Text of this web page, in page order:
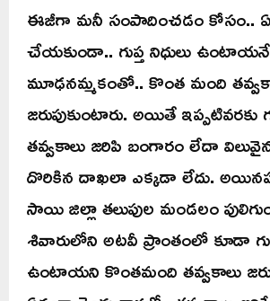
ఈజీగా మనీ సంపాదించడం కోసం..
చేయకుండా.. గుప్త నిధులు ఉంటాయనే
మూఢనమ్మకంతో.. కొంత మంది
జరుపుకుంటారు. అయితే ఇప్పటివరకు
తవ్వకాలు జరిపి బంగారం లేదా విలువైన
దొరికిన దాఖలా ఎక్కడా లేదు.
సాయి జిల్లా తలుపుల మండలం
శివారులోని అటవీ ప్రాంతంలో కూడా
ఉంటాయని కొంతమంది తవ్వకాలు